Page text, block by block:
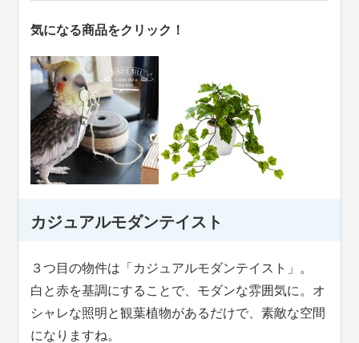
気になる商品をクリック！
カジュアルモダンテイスト
３つ目の物件は「カジュアルモダンテイスト」。
白と赤を基調にすることで、モダンな雰囲気に。オ
シャレな照明と観葉植物があるだけで、素敵な空間
になりますね。